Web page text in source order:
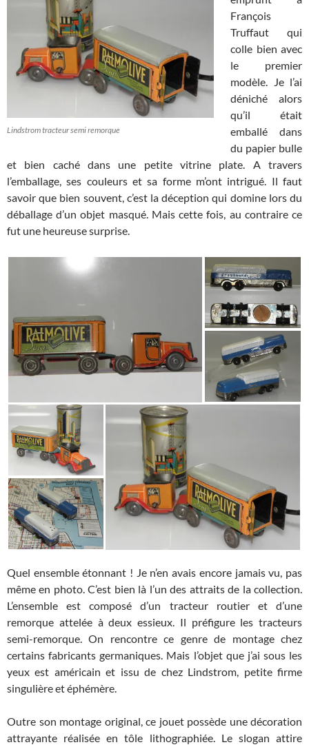
Lindstrom tracteur semi remorque
François
Truffaut qui
colle bien avec
le premier
modèle. Je l’ai
déniché alors
qu’il était
emballé dans
du papier bulle
et bien caché dans une petite vitrine plate. A travers
l’emballage, ses couleurs et sa forme m’ont intrigué. Il faut
savoir que bien souvent, c’est la déception qui domine lors du
déballage d’un objet masqué. Mais cette fois, au contraire ce
fut une heureuse surprise.
Quel ensemble étonnant ! Je n’en avais encore jamais vu, pas
même en photo. C’est bien là l’un des attraits de la collection.
L’ensemble est composé d’un tracteur routier et d’une
remorque attelée à deux essieux. Il préfigure les tracteurs
semi-remorque. On rencontre ce genre de montage chez
certains fabricants germaniques. Mais l’objet que j’ai sous les
yeux est américain et issu de chez Lindstrom, petite firme
singulière et éphémère.
Outre son montage original, ce jouet possède une décoration
attrayante réalisée en tôle lithographiée. Le slogan attire